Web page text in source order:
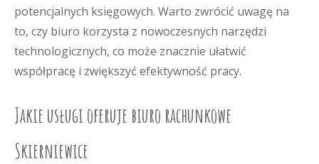
potencjalnych księgowych. Warto zwrócić uwagę na
to, czy biuro korzysta z nowoczesnych narzędzi
technologicznych, co może znacznie ułatwić
współpracę i zwiększyć efektywność pracy.
Jakie usługi oferuje biuro rachunkowe
Skierniewice